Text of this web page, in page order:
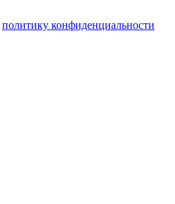
политику конфиденциальности